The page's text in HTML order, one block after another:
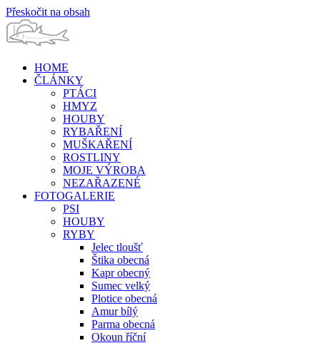
Přeskočit na obsah
HOME
ČLÁNKY
PTÁCI
HMYZ
HOUBY
RYBAŘENÍ
MUŠKAŘENÍ
ROSTLINY
MOJE VÝROBA
NEZAŘAZENÉ
FOTOGALERIE
PSI
HOUBY
RYBY
Jelec tloušť
Štika obecná
Kapr obecný
Sumec velký
Plotice obecná
Amur bílý
Parma obecná
Okoun říční